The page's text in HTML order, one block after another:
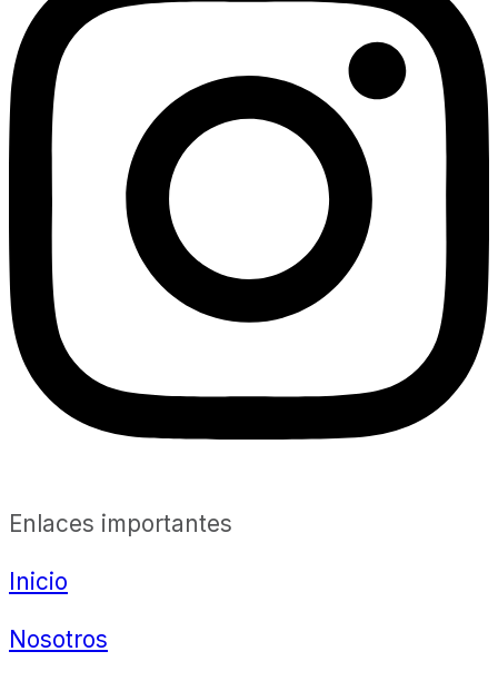
Enlaces importantes
Inicio
Nosotros